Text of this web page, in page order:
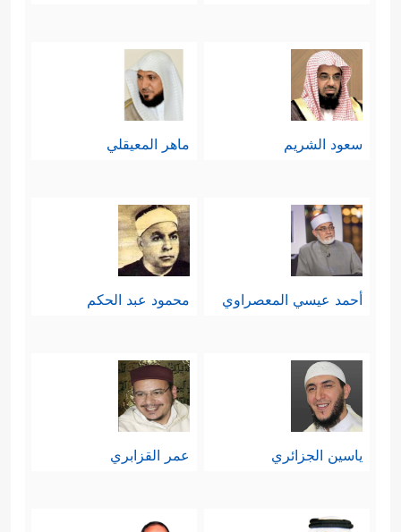
سعود الشريم ماهر المعيقلي
أحمد عيسي المعصراوي محمود عبد الحكم
ياسين الجزائري عمر القزابري